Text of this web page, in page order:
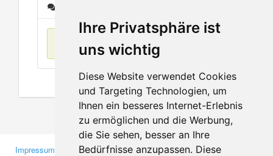
Ihre Privatsphäre ist
uns wichtig
Diese Website verwendet Cookies
und Targeting Technologien, um
Ihnen ein besseres Internet-Erlebnis
zu ermöglichen und die Werbung,
die Sie sehen, besser an Ihre
Bedürfnisse anzupassen. Diese
Keine Einträge
Impressum
Gewerbetreibende